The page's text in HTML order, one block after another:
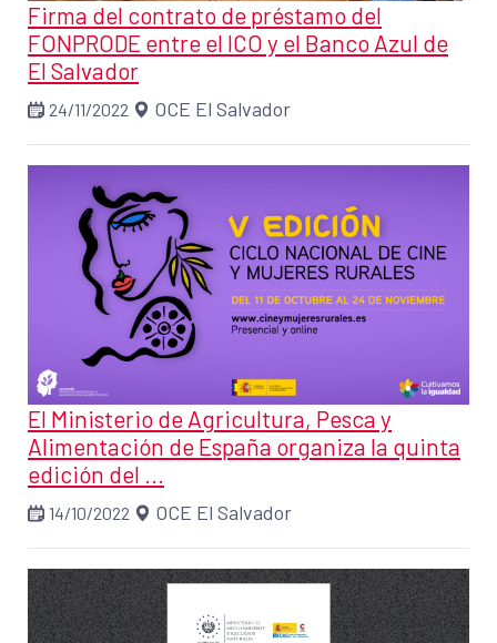
Firma del contrato de préstamo del
FONPRODE entre el ICO y el Banco Azul de
El Salvador
24/11/2022 OCE El Salvador
El Ministerio de Agricultura, Pesca y
Alimentación de España organiza la quinta
edición del ...
14/10/2022 OCE El Salvador